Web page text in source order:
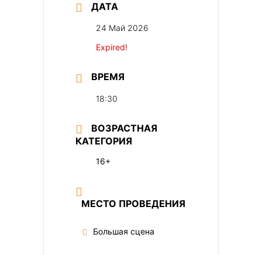
ДАТА
24 Май 2026
Expired!
ВРЕМЯ
18:30
ВОЗРАСТНАЯ
КАТЕГОРИЯ
16+
МЕСТО ПРОВЕДЕНИЯ
Большая сцена